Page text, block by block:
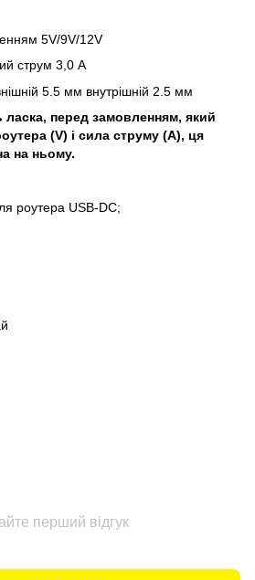
5V/9V/12V
струм 3,0 А
5.5 мм внутрішній 2.5 мм
ласка, перед замовленням, який
(V) і сила струму (А), ця
на ньому.
роутера USB-DC;
перший відгук